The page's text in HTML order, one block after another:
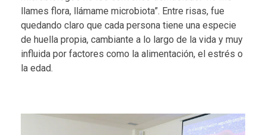
llames flora, llámame microbiota”. Entre risas, fue
quedando claro que cada persona tiene una especie
de huella propia, cambiante a lo largo de la vida y muy
influida por factores como la alimentación, el estrés o
la edad.